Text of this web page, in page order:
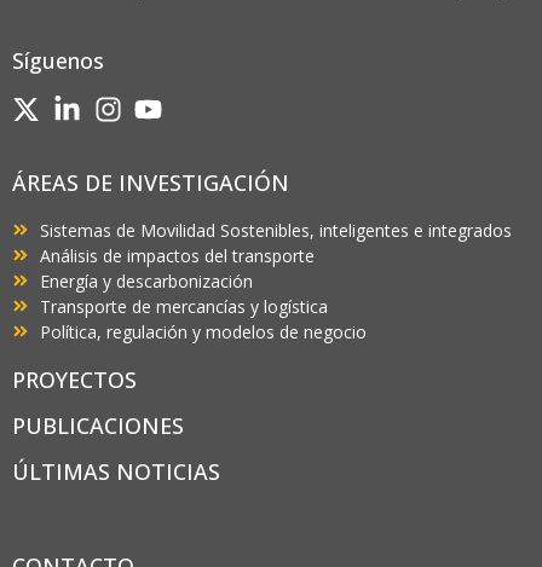
Síguenos
ÁREAS DE INVESTIGACIÓN
Sistemas de Movilidad Sostenibles, inteligentes e integrados
Análisis de impactos del transporte
Energía y descarbonización
Transporte de mercancías y logística
Política, regulación y modelos de negocio
PROYECTOS
PUBLICACIONES
ÚLTIMAS NOTICIAS